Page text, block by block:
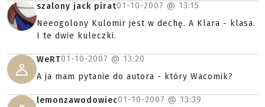
szalony jack pirat01-10-2007 @ 13:15
Neeogolony Kulomir jest w dechę. A Klara - klasa.
I te dwie kuleczki.
WeRT01-10-2007 @ 13:20
A ja mam pytanie do autora - który Wacomik?
lemonzawodowiec01-10-2007 @ 13:39